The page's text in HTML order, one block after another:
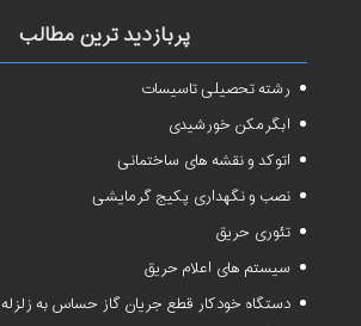
پربازدید ترین مطالب
رشته تحصیلی تاسیسات
آبگرمکن خورشیدی
اتوکد و نقشه های ساختمانی
نصب و نگهداری پکیج گرمایشی
تئوری حریق
سیستم های اعلام حریق
دستگاه خودکار قطع جریان گاز حساس به زلزله